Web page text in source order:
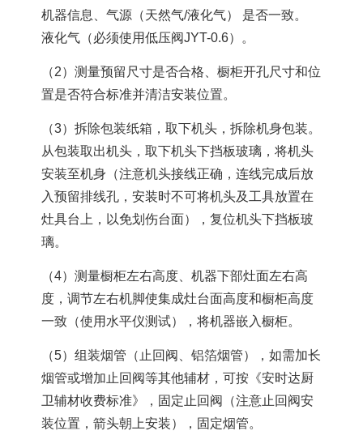
机器信息、气源（天然气/液化气） 是否一致。
液化气（必须使用低压阀JYT-0.6）。
（2）测量预留尺寸是否合格、橱柜开孔尺寸和位
置是否符合标准并清洁安装位置。
（3）拆除包装纸箱，取下机头，拆除机身包装。
从包装取出机头，取下机头下挡板玻璃，将机头
安装至机身（注意机头接线正确，连线完成后放
入预留排线孔，安装时不可将机头及工具放置在
灶具台上，以免划伤台面），复位机头下挡板玻
璃。
（4）测量橱柜左右高度、机器下部灶面左右高
度，调节左右机脚使集成灶台面高度和橱柜高度
一致（使用水平仪测试），将机器嵌入橱柜。
（5）组装烟管（止回阀、铝箔烟管），如需加长
烟管或增加止回阀等其他辅材，可按《安时达厨
卫辅材收费标准》，固定止回阀（注意止回阀安
装位置，箭头朝上安装），固定烟管。